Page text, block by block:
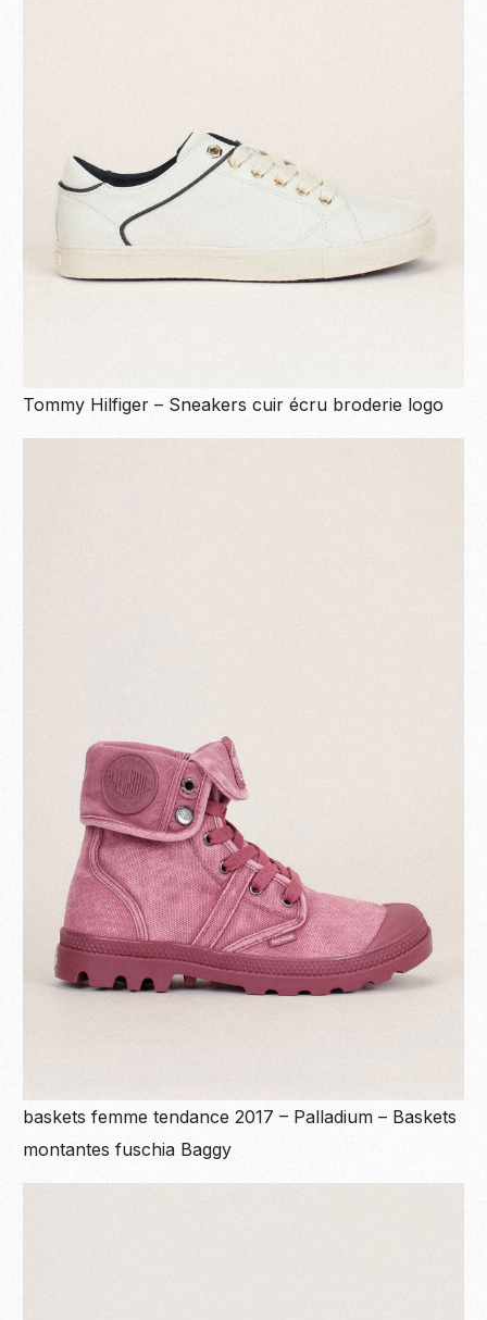
Tommy Hilfiger – Sneakers cuir écru broderie logo
baskets femme tendance 2017 – Palladium – Baskets
montantes fuschia Baggy